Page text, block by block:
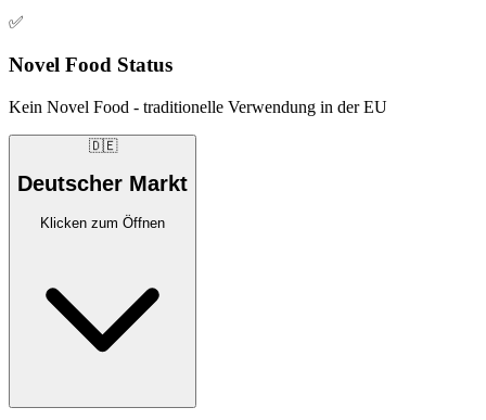
✅
Novel Food Status
Kein Novel Food - traditionelle Verwendung in der EU
🇩🇪
Deutscher Markt
Klicken zum Öffnen